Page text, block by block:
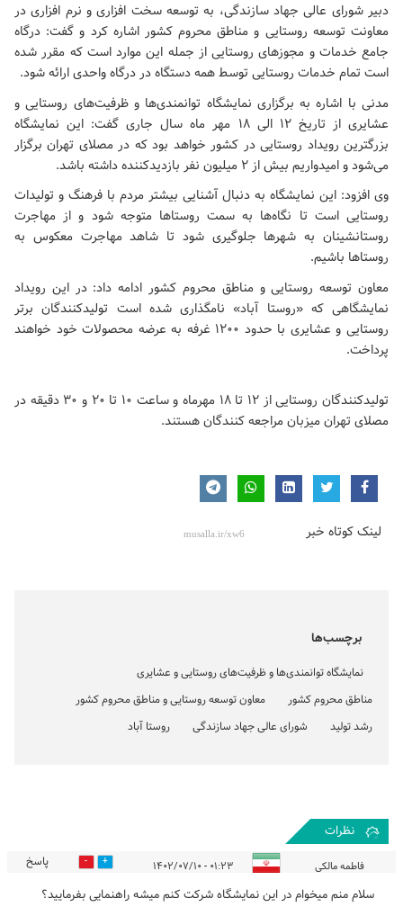
دبیر شورای عالی جهاد سازندگی، به توسعه سخت افزاری و نرم افزاری در
معاونت توسعه روستایی و مناطق محروم کشور اشاره کرد و گفت: درگاه
جامع خدمات و مجوزهای روستایی از جمله این موارد است که مقرر شده
است تمام خدمات روستایی توسط همه دستگاه در درگاه واحدی ارائه شود.
مدنی با اشاره به برگزاری نمایشگاه توانمندی‌ها و ظرفیت‌های روستایی و
عشایری از تاریخ ۱۲ الی ۱۸ مهر ماه سال جاری گفت: این نمایشگاه
بزرگترین رویداد روستایی در کشور خواهد بود که در مصلای تهران برگزار
می‌شود و امیدواریم بیش از ۲ میلیون نفر بازدیدکننده داشته باشد.
وی افزود: این نمایشگاه به دنبال آشنایی بیشتر مردم با فرهنگ و تولیدات
روستایی است تا نگاه‌ها به سمت روستاها متوجه شود و از مهاجرت
روستانشینان به شهرها جلوگیری شود تا شاهد مهاجرت معکوس به
روستاها باشیم.
معاون توسعه روستایی و مناطق محروم کشور ادامه داد: در این رویداد
نمایشگاهی که «روستا آباد» نامگذاری شده است تولیدکنندگان برتر
روستایی و عشایری با حدود ۱۲۰۰ غرفه به عرضه محصولات خود خواهند
پرداخت.
تولیدکنندگان روستایی از ۱۲ تا ۱۸ مهرماه و ساعت ۱۰ تا ۲۰ و ۳۰ دقیقه در
مصلای تهران میزبان مراجعه کنندگان هستند.
لینک کوتاه خبر
برچسب‌ها
نمایشگاه توانمندی‌ها و ظرفیت‌های روستایی و عشایری
مناطق محروم کشور
معاون توسعه روستایی و مناطق محروم کشور
رشد تولید
شورای عالی جهاد سازندگی روستا آباد
نظرات
فاطمه مالکی ۰۱:۲۳ - ۱۴۰۲/۰۷/۱۰ 0 پاسخ
سلام منم میخوام در این نمایشگاه شرکت کنم میشه راهنمایی بفرمایید؟